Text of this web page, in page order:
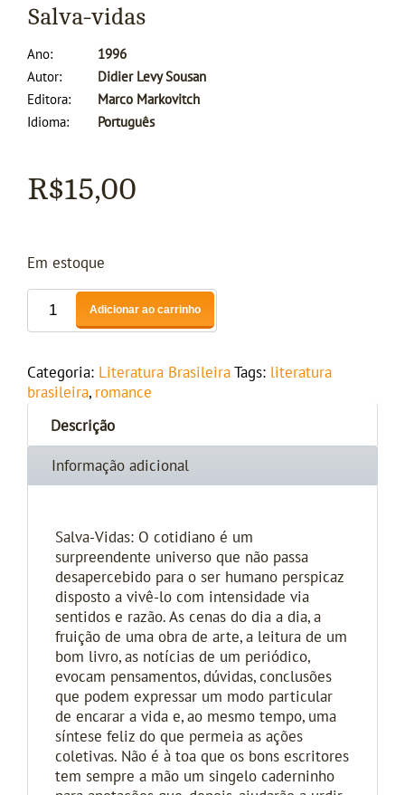
Salva-vidas
Ano
1996
Autor
Didier Levy Sousan
Editora
Marco Markovitch
Idioma
Português
R$15,00
Em estoque
Adicionar ao carrinho
Categoria: Literatura Brasileira Tags: literatura
brasileira, romance
Descrição
Informação adicional
Salva-Vidas: O cotidiano é um
surpreendente universo que não passa
desapercebido para o ser humano perspicaz
disposto a vivê-lo com intensidade via
sentidos e razão. As cenas do dia a dia, a
fruição de uma obra de arte, a leitura de um
bom livro, as notícias de um periódico,
evocam pensamentos, dúvidas, conclusões
que podem expressar um modo particular
de encarar a vida e, ao mesmo tempo, uma
síntese feliz do que permeia as ações
coletivas. Não é à toa que os bons escritores
tem sempre a mão um singelo caderninho